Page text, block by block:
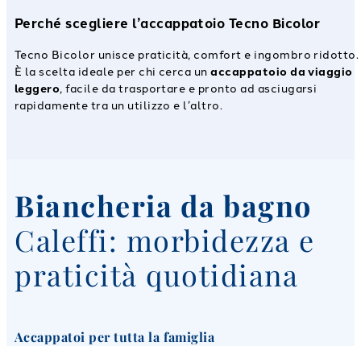
Perché scegliere l’accappatoio Tecno Bicolor
Tecno Bicolor unisce praticità, comfort e ingombro ridotto.
È la scelta ideale per chi cerca unaccappatoio da viaggio
leggero, facile da trasportare e pronto ad asciugarsi
rapidamente tra un utilizzo e l’altro.
Biancheria da bagno
Caleffi: morbidezza e
praticità quotidiana
Accappatoi per tutta la famiglia